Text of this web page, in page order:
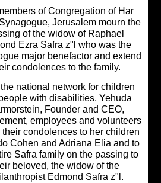
The members of Congregation of
Horev Synagogue, Jerusalem mourn
passing of the widow of Raphael
Edmond Ezra Safra z"l who was
Synagogue major benefactor and
their condolences to the family.
Aleh, the national network for
and people with disabilities,
Marmorstein, Founder and CEO,
management, employees and
extend their condolences to her
Eduardo Cohen and Adriana Elia
the entire Safra family on the passing
their beloved, the widow of the
philanthropist Edmond Safra z"l.